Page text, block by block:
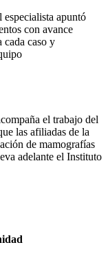
apuntó
con avance
cada caso y
el trabajo del
las afiliadas de la
de mamografías
adelante el Instituto